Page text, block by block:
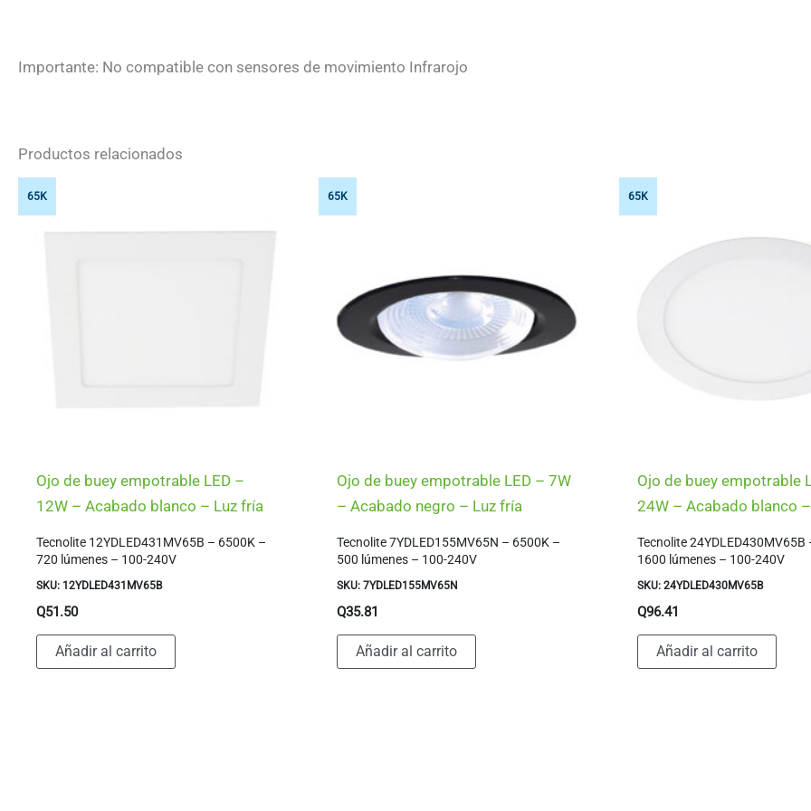
Importante: No compatible con sensores de movimiento Infrarojo
Productos relacionados
65K
Ojo de buey empotrable LED –
12W – Acabado blanco – Luz fría
Tecnolite 12YDLED431MV65B – 6500K –
720 lúmenes – 100-240V
SKU: 12YDLED431MV65B
Q51.50
Añadir al carrito
65K
Ojo de buey empotrable LED – 7W
– Acabado negro – Luz fría
Tecnolite 7YDLED155MV65N – 6500K –
500 lúmenes – 100-240V
SKU: 7YDLED155MV65N
Q35.81
Añadir al carrito
65K
Ojo de buey empotrable
24W – Acabado blanco
Tecnolite
1600 lúmenes – 100-240V
SKU: 24YDLED430MV65B
Q96.41
Añadir al carrito